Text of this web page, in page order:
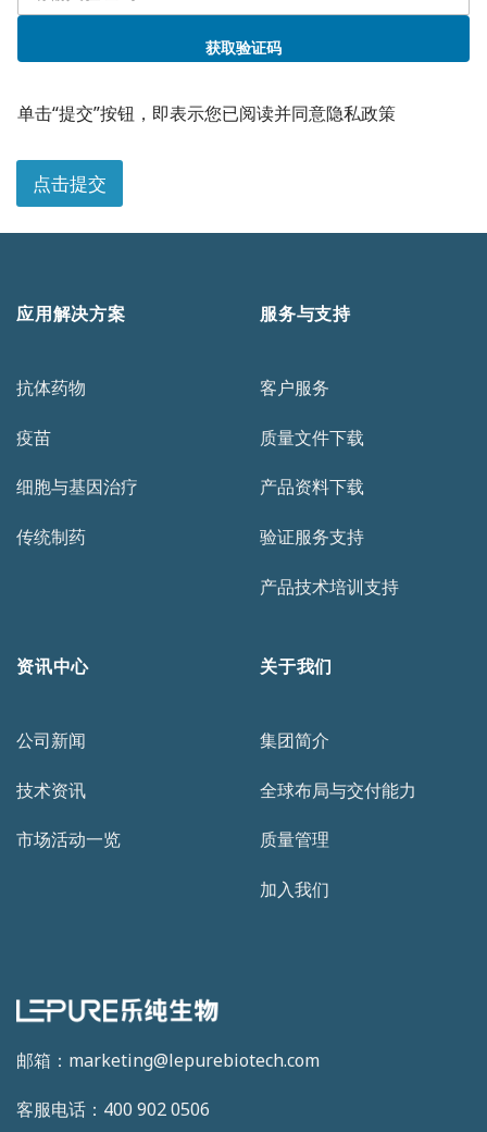
获取验证码
单击“提交”按钮，即表示您已阅读并同意隐私政策
点击提交
邮箱：marketing@lepurebiotech.com
客服电话：400 902 0506
应用解决方案
抗体药物
疫苗
细胞与基因治疗
传统制药
服务与支持
客户服务
质量文件下载
产品资料下载
验证服务支持
产品技术培训支持
资讯中心
公司新闻
技术资讯
市场活动一览
关于我们
集团简介
全球布局与交付能力
质量管理
加入我们